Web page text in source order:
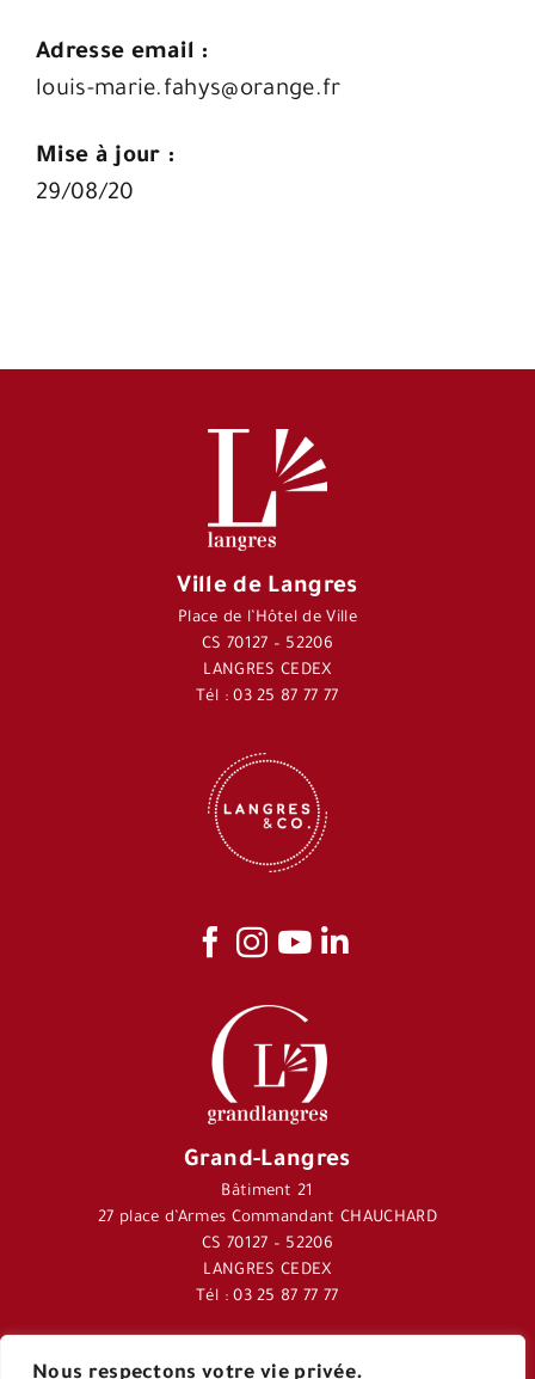
Nous respectons votre vie privée.
Adresse email :
louis-marie.fahys@orange.fr
Mise à jour :
29/08/20
Ville de Langres
Place de l’Hôtel de Ville
CS 70127 – 52206
LANGRES CEDEX
Tél : 03 25 87 77 77
Grand-Langres
Bâtiment 21
27 place d’Armes Commandant CHAUCHARD
CS 70127 – 52206
LANGRES CEDEX
Tél : 03 25 87 77 77
Journal Langres&Co